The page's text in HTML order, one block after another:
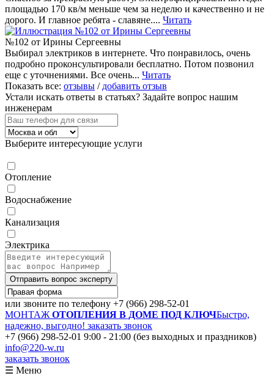
площадью 170 кв/м меньше чем за неделю и качественно и не
дорого. И главное ребята - славяне.... Читать
№102 от Ирины Сергеевны
Выбирал электриков в интернете. Что понравилось, очень
подробно проконсультировали бесплатно. Потом позвонил
еще с уточнениями. Все очень... Читать
Показать все: отзывы / добавить отзыв
Устали искать ответы в статьях? Задайте вопрос нашим
инженерам
Выберите интересующие услуги
Отопление
Водоснабжение
Канализация
Электрика
Отправить вопрос эксперту
или звоните по телефону +7 (966) 298-52-01
МОНТАЖ ОТОПЛЕНИЯ В ДОМЕ ПОД КЛЮЧБыстро,
надежно, выгодно! заказать звонок
+7 (966) 298-52-01 9:00 - 21:00 (без выходных и праздников)
info@220-w.ru
заказать звонок
☰ Меню